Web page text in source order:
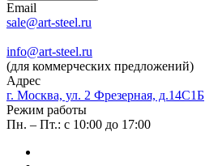
Email
sale@art-steel.ru
info@art-steel.ru
(для коммерческих предложений)
Адрес
г. Москва, ул. 2 Фрезерная, д.14С1Б
Режим работы
Пн. – Пт.: с 10:00 до 17:00